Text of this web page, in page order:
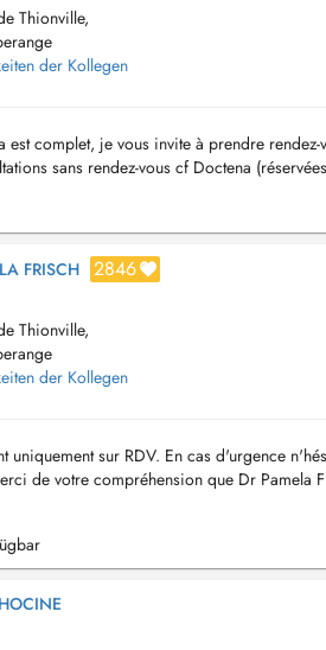
Thionville,
der Kollegen
est complet, je vous invite à prendre
sans rendez-vous cf Doctena
non garan...
FRISCH 2846
Thionville,
der Kollegen
uniquement sur RDV. En cas d'urgence
de votre compréhension que Dr Pamela
urgences ou échographies. C...